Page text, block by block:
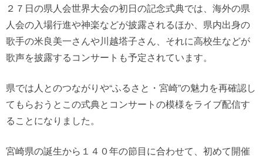
２７日の県人会世界大会の初日の記念式典では、海外の県
人会の入場行進や神楽などが披露されるほか、県内出身の
歌手の米良美一さんや川越塔子さん、それに高校生などが
歌声を披露するコンサートも予定されています。
県では人とのつながりや“ふるさと・宮崎”の魅力を再確認し
てもらおうとこの式典とコンサートの模様をライブ配信す
ることになりました。
宮崎県の誕生から１４０年の節目に合わせて、初めて開催